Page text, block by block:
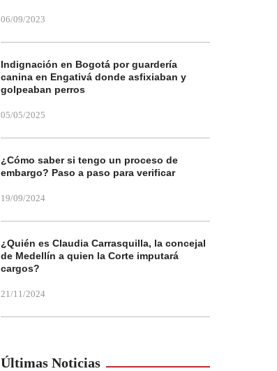
06/09/2023
Indignación en Bogotá por guardería
canina en Engativá donde asfixiaban y
golpeaban perros
05/05/2025
¿Cómo saber si tengo un proceso de
embargo? Paso a paso para verificar
19/09/2024
¿Quién es Claudia Carrasquilla, la concejal
de Medellín a quien la Corte imputará
cargos?
21/11/2024
Últimas Noticias